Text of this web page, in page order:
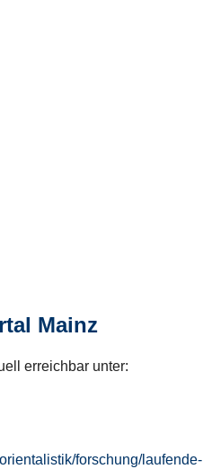
Mainz
erreichbar unter:
forschung/laufende-